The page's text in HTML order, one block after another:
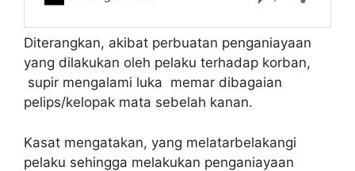
Diterangkan, akibat perbuatan penganiayaan
yang dilakukan oleh pelaku terhadap korban,
supir mengalami luka memar dibagaian
pelips/kelopak mata sebelah kanan.
Kasat mengatakan, yang melatarbelakangi
pelaku sehingga melakukan penganiayaan